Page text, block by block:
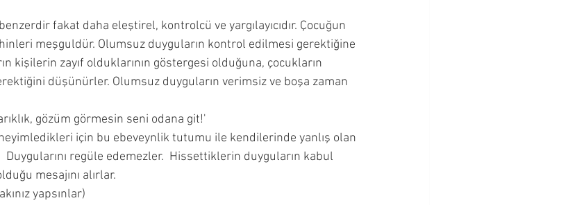
fakat daha eleştirel, kontrolcü ve yargılayıcıdır. Çocuğun
meşguldür. Olumsuz duyguların kontrol edilmesi gerektiğine
kişilerin zayıf olduklarının göstergesi olduğuna, çocukların
düşünürler. Olumsuz duyguların verimsiz ve boşa zaman
gözüm görmesin seni odana git!'
için bu ebeveynlik tutumu ile kendilerinde yanlış olan
regüle edemezler.  Hissettiklerin duyguların kabul
mesajını alırlar.
yapsınlar)